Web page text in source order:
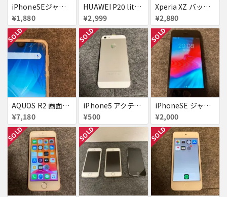
iPhoneSEジャンク
¥1,880
HUAWEI P20 lite画面割れ
¥2,999
Xperia XZ バッテリーなし 交換画面付き
¥2,880
SOLD
AQUOS R2 画面割れ
¥7,180
SOLD
iPhone5 アクティベーションロック りんごループ
¥500
SOLD
iPhoneSE ジャンク
¥2,000
SOLD SOLD SOLD